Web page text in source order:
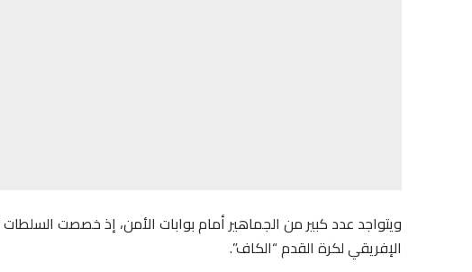
الإفريقي لكرة القدم “الكاف”.